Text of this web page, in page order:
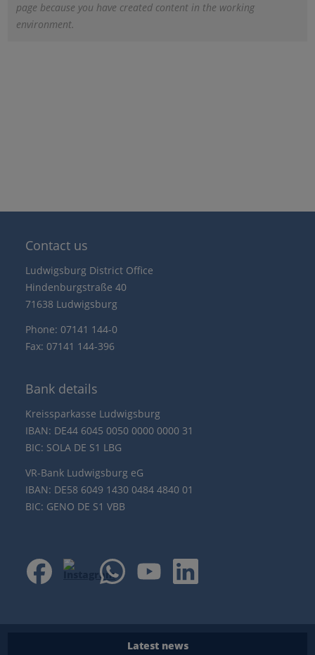
page because you have created content in the working
environment.
Contact us
Ludwigsburg District Office
Hindenburgstraße 40
71638 Ludwigsburg
Phone: 07141 144-0
Fax: 07141 144-396
Bank details
Kreissparkasse Ludwigsburg
IBAN: DE44 6045 0050 0000 0000 31
BIC: SOLA DE S1 LBG
VR-Bank Ludwigsburg eG
IBAN: DE58 6049 1430 0484 4840 01
BIC: GENO DE S1 VBB
Latest news